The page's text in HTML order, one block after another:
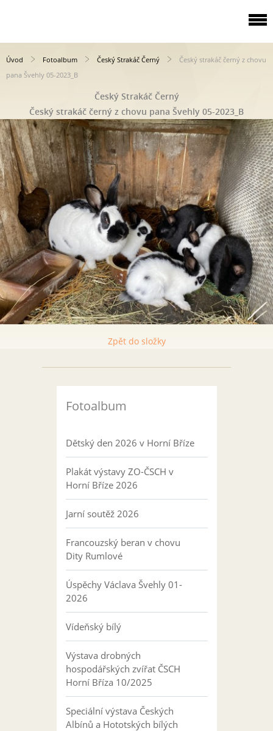
Úvod Fotoalbum Český Strakáč Černý
Český strakáč černý z chovu
pana Švehly 05-2023_B
Český Strakáč Černý
Český strakáč černý z chovu pana Švehly 05-2023_B
Zpět do složky
Fotoalbum
Dětský den 2026 v Horní Bříze
Plakát výstavy ZO-ČSCH v
Horní Bříze 2026
Jarní soutěž 2026
Francouzský beran v chovu
Dity Rumlové
Úspěchy Václava Švehly 01-
2026
Vídeňský bílý
Výstava drobných
hospodářských zvířat ČSCH
Horní Bříza 10/2025
Speciální výstava Českých
Albínů a Hototských bílých